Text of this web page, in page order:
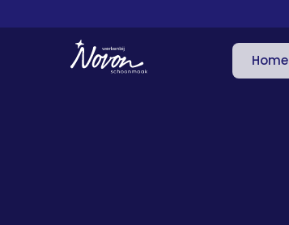
Home